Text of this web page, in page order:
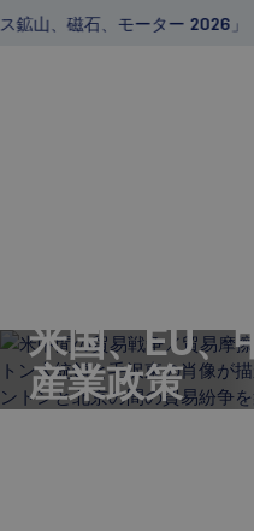
山、磁石、モーター 2026」 |
米国、EU、
産業政策